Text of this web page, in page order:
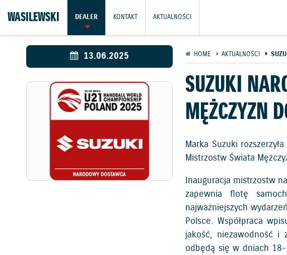
WASILEWSKI DEALER KONTAKT AKTUALNOŚCI
13.06.2025 HOME AKTUALNOŚCI
SUZUKI
MĘŻCZYZN
Marka Suzuki
Mistrzostw Świata
Inauguracja mistrzostw
zapewnia flotę
najważniejszych
Polsce. Współpraca
jakość, niezawodność i
odbędą się w dniach